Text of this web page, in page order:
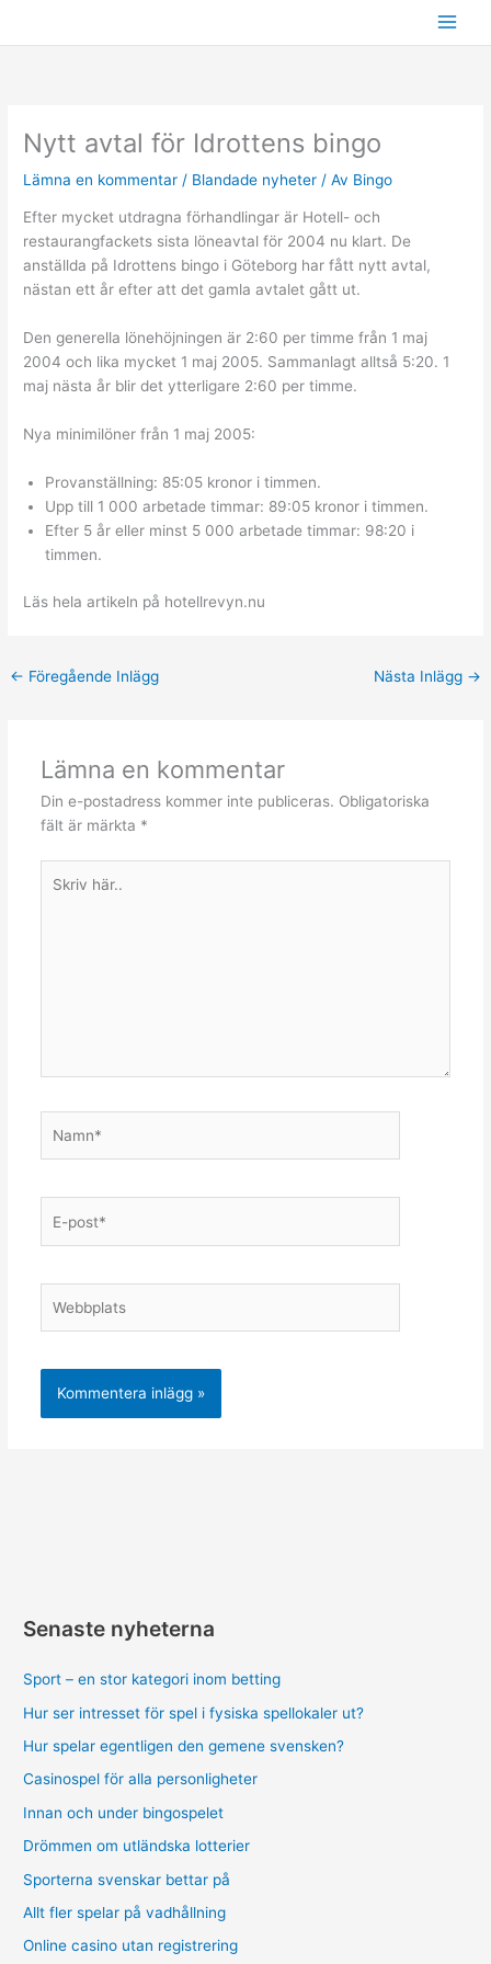
Nytt avtal för Idrottens bingo
Lämna en kommentar / Blandade nyheter / Av Bingo
Efter mycket utdragna förhandlingar är Hotell- och
restaurangfackets sista löneavtal för 2004 nu klart. De
anställda på Idrottens bingo i Göteborg har fått nytt avtal,
nästan ett år efter att det gamla avtalet gått ut.
Den generella lönehöjningen är 2:60 per timme från 1 maj
2004 och lika mycket 1 maj 2005. Sammanlagt alltså 5:20. 1
maj nästa år blir det ytterligare 2:60 per timme.
Nya minimilöner från 1 maj 2005:
Provanställning: 85:05 kronor i timmen.
Upp till 1 000 arbetade timmar: 89:05 kronor i timmen.
Efter 5 år eller minst 5 000 arbetade timmar: 98:20 i
timmen.
Läs hela artikeln på hotellrevyn.nu
← Föregående Inlägg Nästa Inlägg →
Lämna en kommentar
Din e-postadress kommer inte publiceras. Obligatoriska
fält är märkta *
här..
post*
Senaste nyheterna
Sport – en stor kategori inom betting
Hur ser intresset för spel i fysiska spellokaler ut?
Hur spelar egentligen den gemene svensken?
Casinospel för alla personligheter
Innan och under bingospelet
Drömmen om utländska lotterier
Sporterna svenskar bettar på
Allt fler spelar på vadhållning
Online casino utan registrering